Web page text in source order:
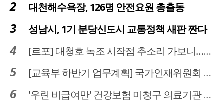
대천해수욕장, 126명 안전요원 총출동
성남시, 1기 분당신도시 교통정책 새판 짠다
[르포] 대청호 녹조 시작점 추소리 가보니…걷어내도 짙은 초록빛
[교육부 하반기 업무계획] 국가인재위원회 신설… 거점국립대 3곳 성장엔진·AI 분야 패키지 지원
'우린 비급여만' 건강보험 미청구 의료기관 대전 65곳 충남 31곳